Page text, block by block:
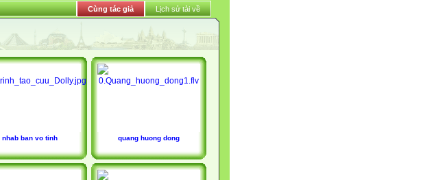
Cùng tác giả Lịch sử tải về
nhab ban vo tinh quang huong dong